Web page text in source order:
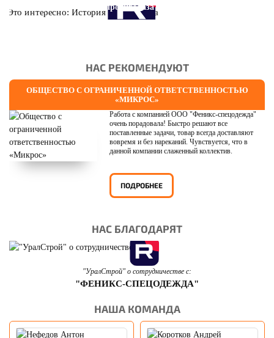
Это интересно: История противогаза
НАС РЕКОМЕНДУЮТ
ОБЩЕСТВО С ОГРАНИЧЕННОЙ ОТВЕТСТВЕННОСТЬЮ
«МИКРОС»
Работа с компанией ООО "Феникс-спецодежда"
очень порадовала! Быстро решают все
поставленные задачи, товар всегда доставляют
вовремя и без нареканий. Чувствуется, что в
данной компании слаженный коллектив.
ПОДРОБНЕЕ
НАС БЛАГОДАРЯТ
"УралСтрой" о сотрудничестве с:
"ФЕНИКС-СПЕЦОДЕЖДА"
НАША КОМАНДА